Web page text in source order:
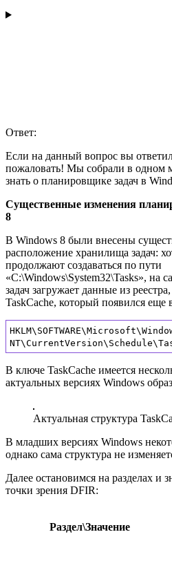
Ответ:
Если на данный вопрос вы
пожаловать! Мы собрали в одном
знать о планировщике задач в
Существенные изменения
8
В Windows 8 были внесены
расположение хранилища задач:
продолжают создаваться по пути
«C:\Windows\System32\Tasks», на
задач загружает данные из
TaskCache, который появился еще
В ключе TaskCache имеется
актуальных версиях Windows
Актуальная структура
В младших версиях Windows
однако сама структура не
Далее остановимся на разделах и
точки зрения DFIR:
Раздел\Значение